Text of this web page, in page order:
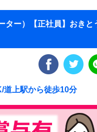
ター）【正社員】おきと
道上駅から徒歩10分